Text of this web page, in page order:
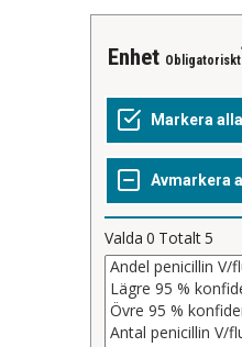
Enhet Obligatoriskt
Valda 0 Totalt5